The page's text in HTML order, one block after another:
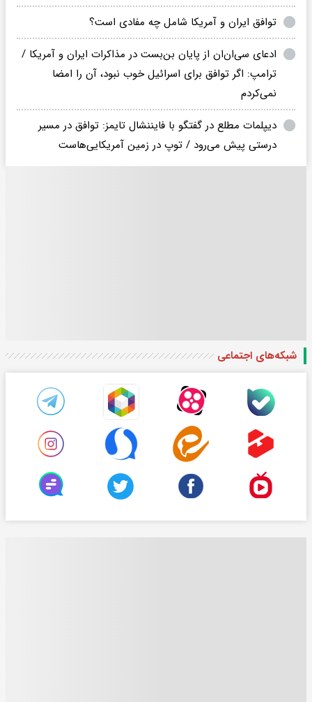
توافق ایران و آمریکا شامل چه مفادی است؟
ادعای سی‌ان‌ان از پایان بن‌بست در مذاکرات ایران و آمریکا /
ترامپ: اگر توافق برای اسرائیل خوب نبود، آن را امضا
نمی‌کردم
دیپلمات مطلع در گفتگو با فایننشال تایمز: توافق در مسیر
درستی پیش می‌رود / توپ در زمین آمریکایی‌هاست
شبکه‌های اجتماعی